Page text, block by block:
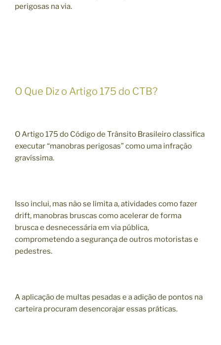
perigosas na via.
O Que Diz o Artigo 175 do CTB?
O Artigo 175 do Código de Trânsito Brasileiro classifica
executar “manobras perigosas” como uma infração
gravíssima.
Isso inclui, mas não se limita a, atividades como fazer
drift, manobras bruscas como acelerar de forma
brusca e desnecessária em via pública,
comprometendo a segurança de outros motoristas e
pedestres.
A aplicação de multas pesadas e a adição de pontos na
carteira procuram desencorajar essas práticas.